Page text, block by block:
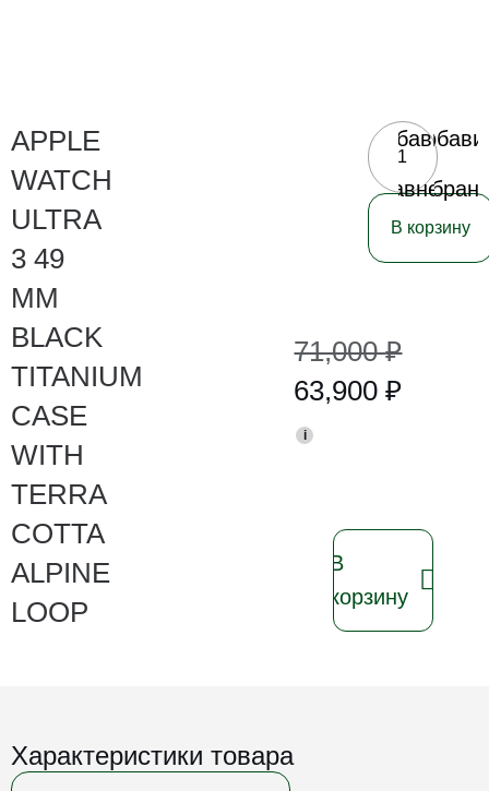
APPLE
WATCH
ULTRA
3 49
MM
BLACK
TITANIUM
CASE
WITH
TERRA
COTTA
ALPINE
LOOP
71,000₽
63,900₽
i
В
корзину
В корзину
Добавить
в
сравнение
Характеристики товара